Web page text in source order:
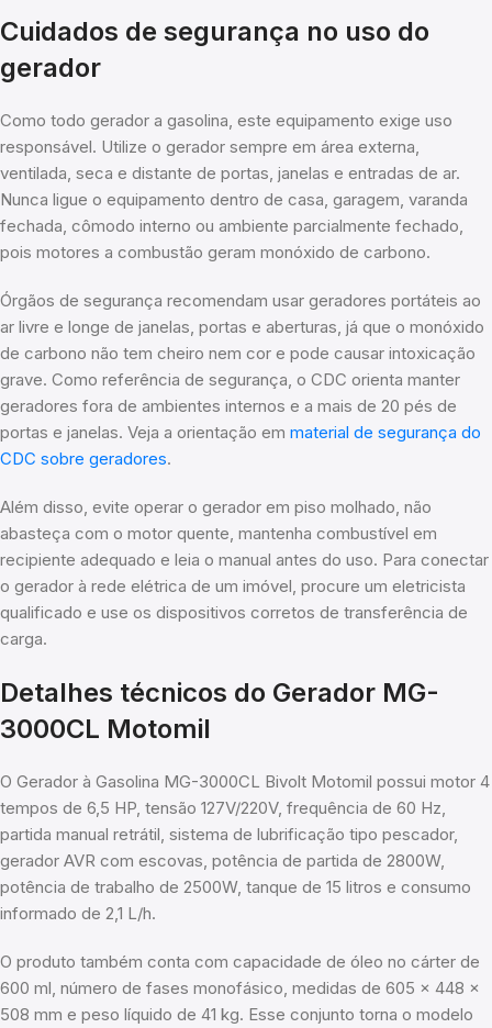
Cuidados de segurança no uso do
gerador
Como todo gerador a gasolina, este equipamento exige uso
responsável. Utilize o gerador sempre em área externa,
ventilada, seca e distante de portas, janelas e entradas de ar.
Nunca ligue o equipamento dentro de casa, garagem, varanda
fechada, cômodo interno ou ambiente parcialmente fechado,
pois motores a combustão geram monóxido de carbono.
Órgãos de segurança recomendam usar geradores portáteis ao
ar livre e longe de janelas, portas e aberturas, já que o monóxido
de carbono não tem cheiro nem cor e pode causar intoxicação
grave. Como referência de segurança, o CDC orienta manter
geradores fora de ambientes internos e a mais de 20 pés de
portas e janelas. Veja a orientação em material de segurança do
CDC sobre geradores.
Além disso, evite operar o gerador em piso molhado, não
abasteça com o motor quente, mantenha combustível em
recipiente adequado e leia o manual antes do uso. Para conectar
o gerador à rede elétrica de um imóvel, procure um eletricista
qualificado e use os dispositivos corretos de transferência de
carga.
Detalhes técnicos do Gerador MG-
3000CL Motomil
O Gerador à Gasolina MG-3000CL Bivolt Motomil possui motor 4
tempos de 6,5 HP, tensão 127V/220V, frequência de 60 Hz,
partida manual retrátil, sistema de lubrificação tipo pescador,
gerador AVR com escovas, potência de partida de 2800W,
potência de trabalho de 2500W, tanque de 15 litros e consumo
informado de 2,1 L/h.
O produto também conta com capacidade de óleo no cárter de
600 ml, número de fases monofásico, medidas de 605 x 448 x
508 mm e peso líquido de 41 kg. Esse conjunto torna o modelo